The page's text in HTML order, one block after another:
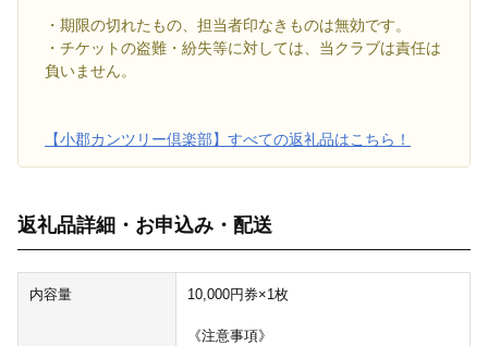
・期限の切れたもの、担当者印なきものは無効です。
・チケットの盗難・紛失等に対しては、当クラブは責任は
負いません。
【小郡カンツリー倶楽部】すべての返礼品はこちら！
返礼品詳細・お申込み・配送
内容量 10,000円券×1枚
《注意事項》